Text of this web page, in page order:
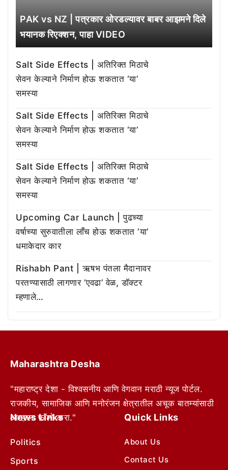
PAK vs NZ | पत्रकार ओरडल्यावर बाबर आझमने दिले
भयानक रिएक्शन, पाहा VIDEO
Salt Side Effects | अतिरिक्त मिठाचे
सेवन केल्याने निर्माण होऊ शकतात ‘या’
समस्या
Salt Side Effects | अतिरिक्त मिठाचे
सेवन केल्याने निर्माण होऊ शकतात ‘या’
समस्या
Salt Side Effects | अतिरिक्त मिठाचे
सेवन केल्याने निर्माण होऊ शकतात ‘या’
समस्या
Upcoming Car Launch | पुढच्या
वर्षाच्या सुरुवातीला लाँच होऊ शकतात ‘या’
धमाकेदार कार
Rishabh Pant | ऋषभ पंतला मैदानावर
परतण्यासाठी लागणार ‘एवढा’ वेळ, डॉक्टर
म्हणाले…
Maharashtra Desha
"महाराष्ट्र देशा - विश्वसनीय आणि वेगवान मराठी न्यूज पोर्टल.
राजकीय, सामाजिक आणि मनोरंजन क्षेत्रातील अचूक बातम्यांसाठी
आम्हाला फॉलो करा."
News Links
Politics
Sports
Quick Links
About Us
Contact Us